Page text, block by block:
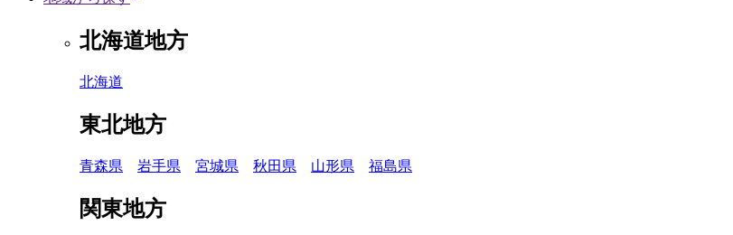
北海道地方
北海道
東北地方
青森県 岩手県 宮城県 秋田県 山形県 福島県
関東地方